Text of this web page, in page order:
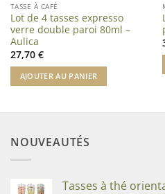
TASSE À CAFÉ
Lot de 4 tasses expresso
verre double paroi 80ml –
Aulica
27,70 €
AJOUTER AU PANIER
NOUVEAUTÉS
Tasses à thé